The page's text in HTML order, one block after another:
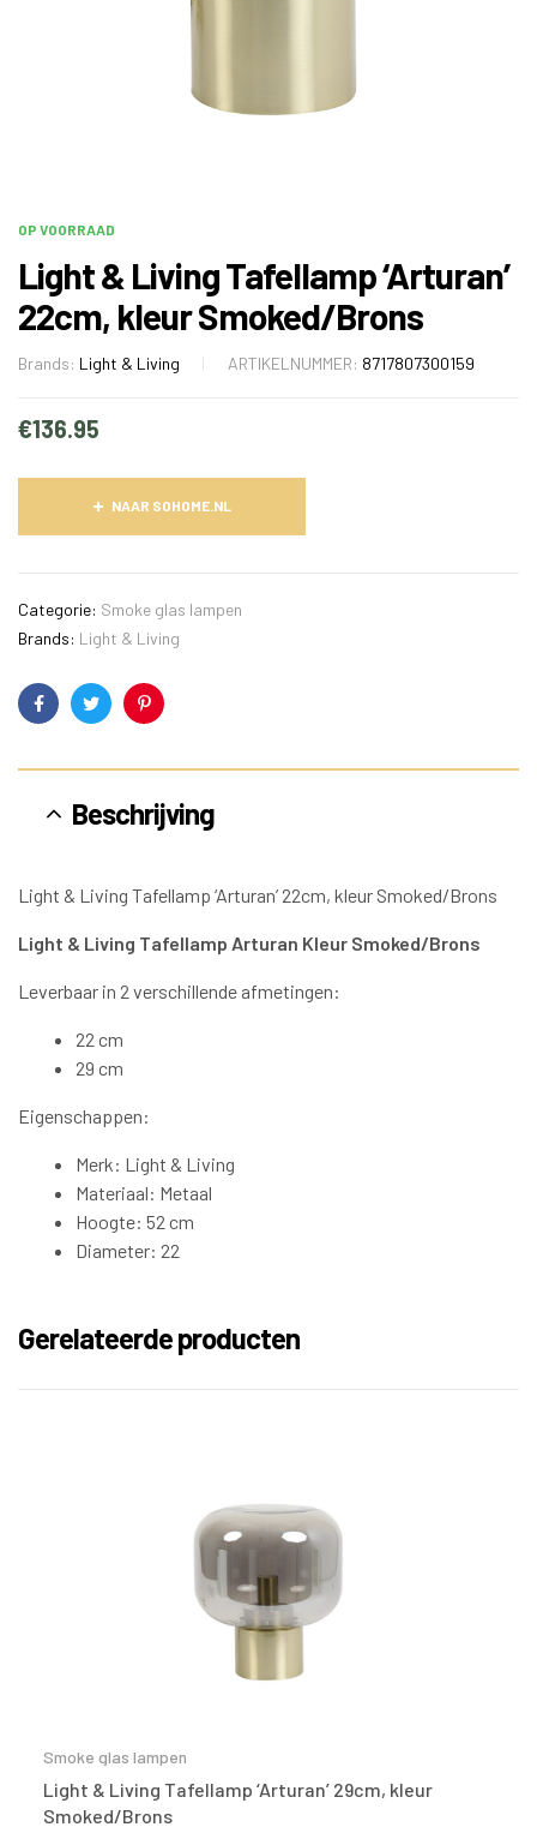
OP VOORRAAD
Light & Living Tafellamp ‘Arturan’
22cm, kleur Smoked/Brons
Brands: Light & Living ARTIKELNUMMER: 8717807300159
€136.95
NAAR SOHOME.NL
Categorie: Smoke glas lampen
Brands: Light & Living
FacebookTwitterPinterest
Beschrijving
Light & Living Tafellamp ‘Arturan’ 22cm, kleur Smoked/Brons
Light & Living Tafellamp Arturan Kleur Smoked/Brons
Leverbaar in 2 verschillende afmetingen:
22 cm
29 cm
Eigenschappen:
Merk: Light & Living
Materiaal: Metaal
Hoogte: 52 cm
Diameter: 22
Gerelateerde producten
Smoke glas lampen
Light & Living Tafellamp ‘Arturan’ 29cm, kleur
Smoked/Brons